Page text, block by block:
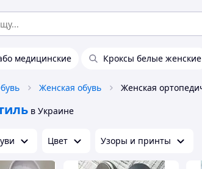
медицинские Кроксы белые женские
Женская обувь
в Украине
Цвет Узоры и принты